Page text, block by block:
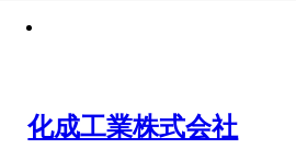
化成工業株式会社